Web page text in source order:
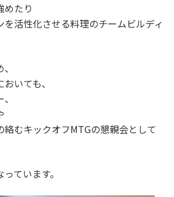
めたり
を活性化させる料理のチームビルディ
いても、
むキックオフMTGの懇親会として
ています。